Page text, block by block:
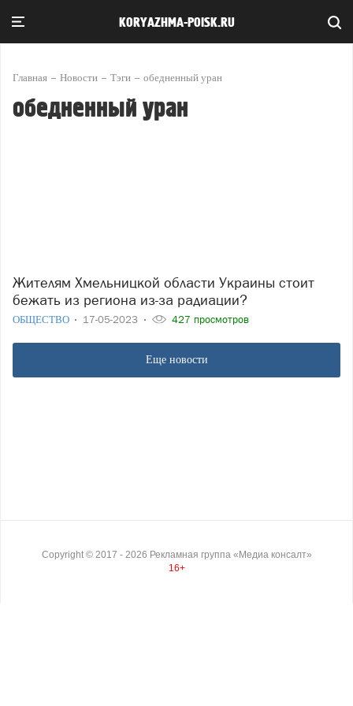
KORYAZHMA-POISK.RU
Главная Новости Тэги обедненный уран
обедненный уран
Жителям Хмельницкой области Украины стоит
бежать из региона из-за радиации?
ОБЩЕСТВО 17-05-2023 427 просмотров
Еще новости
Copyright © 2017 - 2026 Рекламная группа «Медиа консалт»
16+